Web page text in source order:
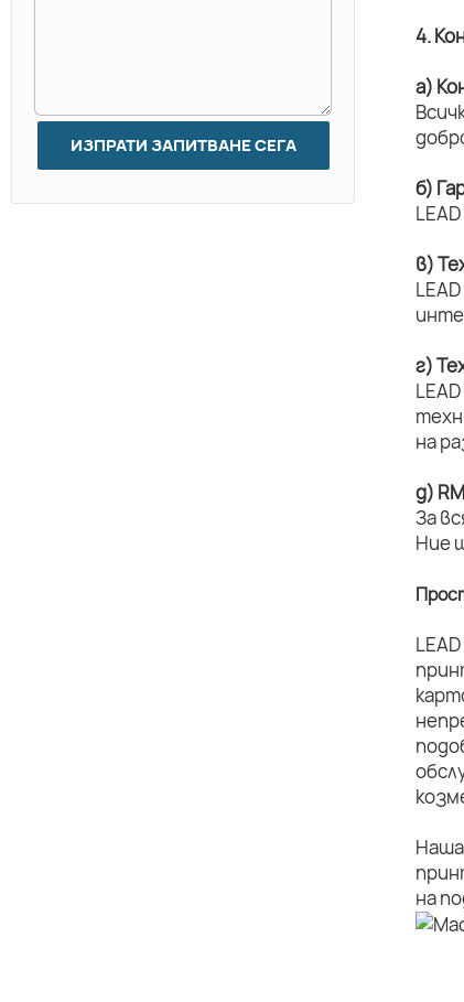
4.
а)
б)
в)
г)
на
д)
За
Ние
на
ИЗПРАТИ ЗАПИТВАНЕ СЕГА